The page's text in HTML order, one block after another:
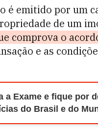
é emitido por um
de um
comprova o
e as
a Exame e fique por
do Brasil e do